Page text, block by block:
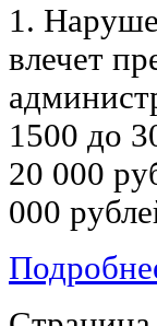
1.
влечет
1500 до
20 000
000